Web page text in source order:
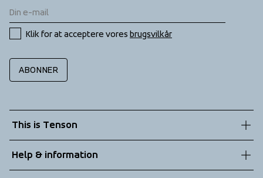
Klik for at acceptere vores brugsvilkår
ABONNER
This is Tenson
Sustainability
Help & information